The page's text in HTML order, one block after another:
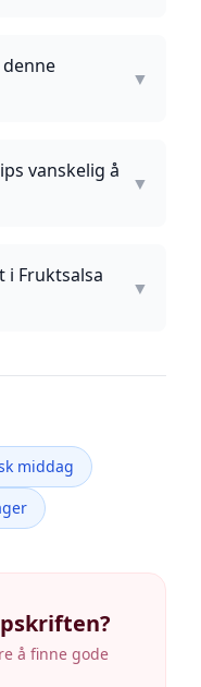
▼
vanskelig å
▼
i Fruktsalsa
▼
middag
å finne gode